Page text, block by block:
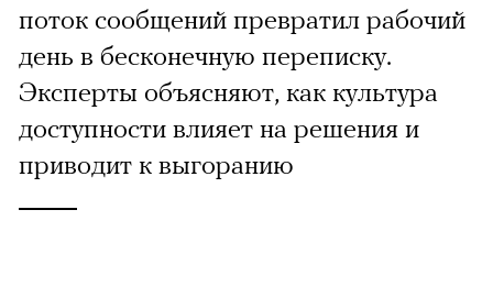
поток сообщений превратил рабочий
день в бесконечную переписку.
Эксперты объясняют, как культура
доступности влияет на решения и
приводит к выгоранию